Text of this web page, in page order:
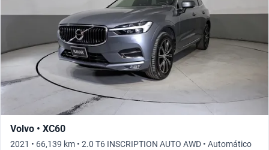
Volvo • XC60
2021 • 66,139 km • 2.0 T6 INSCRIPTION AUTO AWD • Automático